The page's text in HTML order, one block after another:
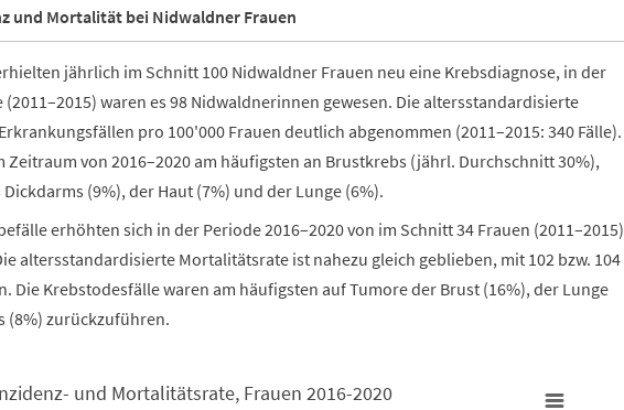
und Mortalität bei Nidwaldner Frauen
jährlich im Schnitt 100 Nidwaldner Frauen neu eine Krebsdiagnose, in der
waren es 98 Nidwaldnerinnen gewesen. Die altersstandardisierte
pro 100'000 Frauen deutlich abgenommen (2011–2015: 340 Fälle).
Zeitraum von 2016–2020 am häufigsten an Brustkrebs (jährl. Durchschnitt 30%),
(9%), der Haut (7%) und der Lunge (6%).
erhöhten sich in der Periode 2016–2020 von im Schnitt 34 Frauen (2011–2015)
altersstandardisierte Mortalitätsrate ist nahezu gleich geblieben, mit 102 bzw. 104
Die Krebstodesfälle waren am häufigsten auf Tumore der Brust (16%), der Lunge
(8%) zurückzuführen.
und Mortalitätsrate, Frauen 2016-2020